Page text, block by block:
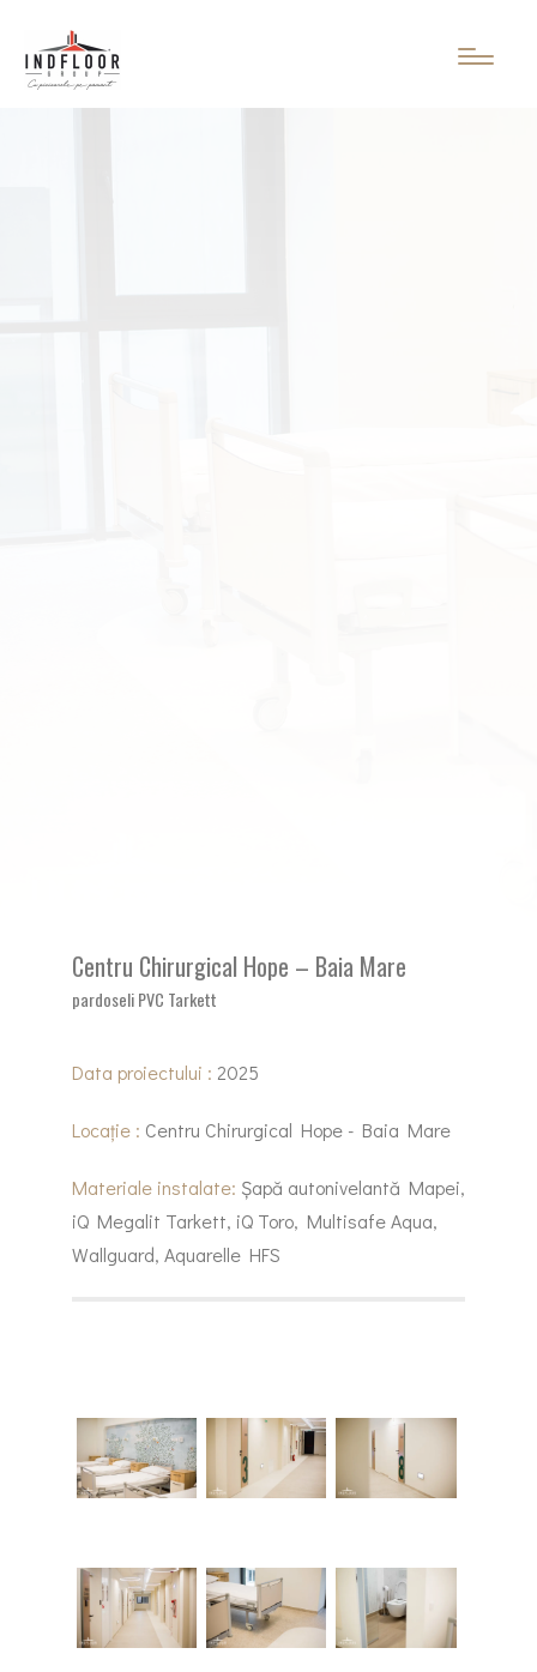
Centru Chirurgical Hope – Baia Mare
pardoseli PVC Tarkett
Data proiectului : 2025
Locație : Centru Chirurgical Hope - Baia Mare
Materiale instalate: Șapă autonivelantă Mapei,
iQ Megalit Tarkett, iQ Toro, Multisafe Aqua,
Wallguard, Aquarelle HFS